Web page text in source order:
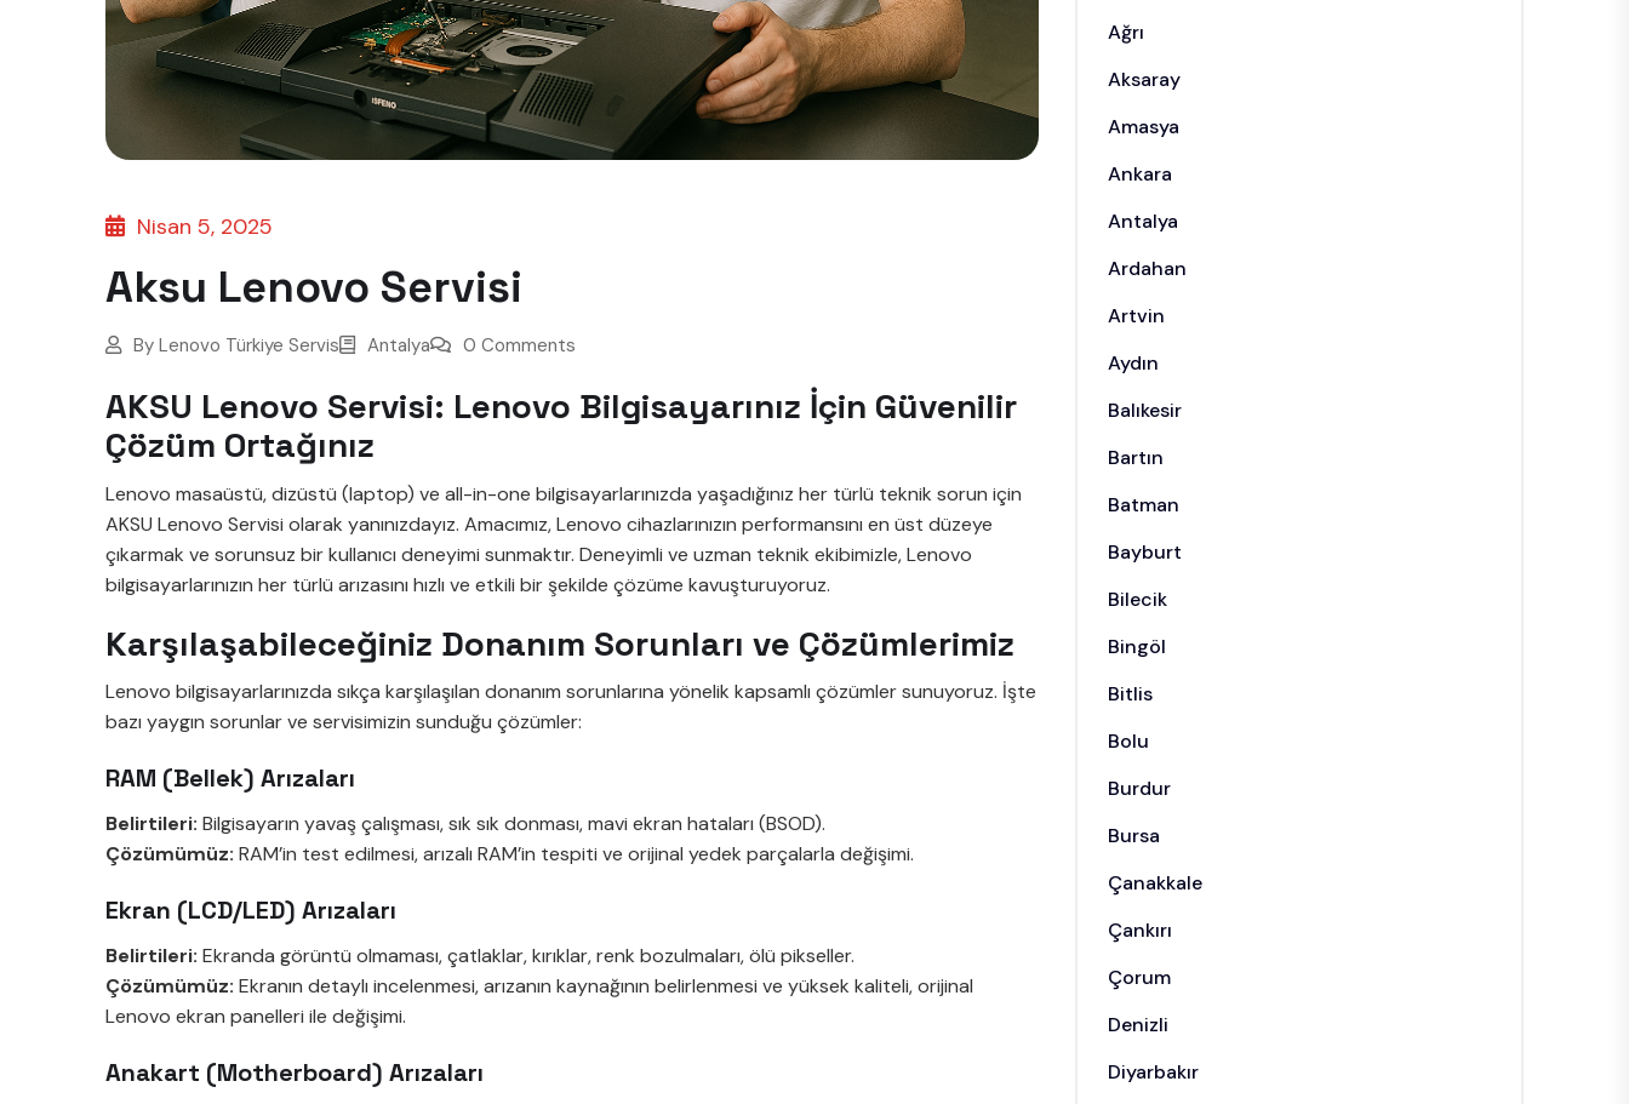
Nisan 5, 2025
Aksu Lenovo Servisi
By Lenovo Türkiye Servis Antalya 0 Comments
AKSU Lenovo Servisi: Lenovo Bilgisayarınız İçin Güvenilir
Çözüm Ortağınız
Lenovo masaüstü, dizüstü (laptop) ve all-in-one bilgisayarlarınızda yaşadığınız her türlü teknik sorun için
AKSU Lenovo Servisi olarak yanınızdayız. Amacımız, Lenovo cihazlarınızın performansını en üst düzeye
çıkarmak ve sorunsuz bir kullanıcı deneyimi sunmaktır. Deneyimli ve uzman teknik ekibimizle, Lenovo
bilgisayarlarınızın her türlü arızasını hızlı ve etkili bir şekilde çözüme kavuşturuyoruz.
Karşılaşabileceğiniz Donanım Sorunları ve Çözümlerimiz
Lenovo bilgisayarlarınızda sıkça karşılaşılan donanım sorunlarına yönelik kapsamlı çözümler sunuyoruz. İşte
bazı yaygın sorunlar ve servisimizin sunduğu çözümler:
RAM (Bellek) Arızaları
Belirtileri: Bilgisayarın yavaş çalışması, sık sık donması, mavi ekran hataları (BSOD).
Çözümümüz: RAM’in test edilmesi, arızalı RAM’in tespiti ve orijinal yedek parçalarla değişimi.
Ekran (LCD/LED) Arızaları
Belirtileri: Ekranda görüntü olmaması, çatlaklar, kırıklar, renk bozulmaları, ölü pikseller.
Çözümümüz: Ekranın detaylı incelenmesi, arızanın kaynağının belirlenmesi ve yüksek kaliteli, orijinal
Lenovo ekran panelleri ile değişimi.
Anakart (Motherboard) Arızaları
Ağrı
Aksaray
Amasya
Ankara
Antalya
Ardahan
Artvin
Aydın
Balıkesir
Bartın
Batman
Bayburt
Bilecik
Bingöl
Bitlis
Bolu
Burdur
Bursa
Çanakkale
Çankırı
Çorum
Denizli
Diyarbakır